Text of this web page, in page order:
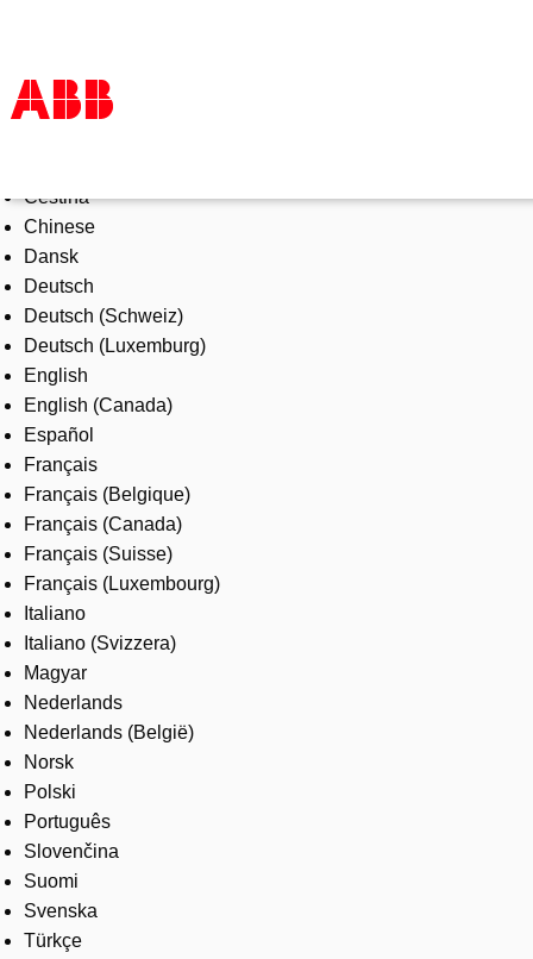
Products & Solutions
Industries
Services
About us
Where to buy
Contact us
Careers
Čeština
Chinese
Dansk
Deutsch
Deutsch (Schweiz)
Deutsch (Luxemburg)
English
English (Canada)
Español
Français
Français (Belgique)
Français (Canada)
Français (Suisse)
Français (Luxembourg)
Italiano
Italiano (Svizzera)
Magyar
Nederlands
Nederlands (België)
Norsk
Polski
Português
Slovenčina
Suomi
Svenska
Türkçe